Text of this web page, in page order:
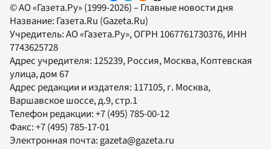
© АО «Газета.Ру» (1999-2026) – Главные новости дня
Название: Газета.Ru (Gazeta.Ru)
Учредитель:АО «Газета.Ру», ОГРН 1067761730376, ИНН
7743625728
Адрес учредителя: 125239, Россия, Москва, Коптевская
улица, дом 67
Адрес редакции и издателя: 117105, г. Москва,
Варшавское шоссе, д.9, стр.1
Телефон редакции:+7 (495) 785-00-12
Факс:+7 (495) 785-17-01
Электронная почта:gazeta@gazeta.ru